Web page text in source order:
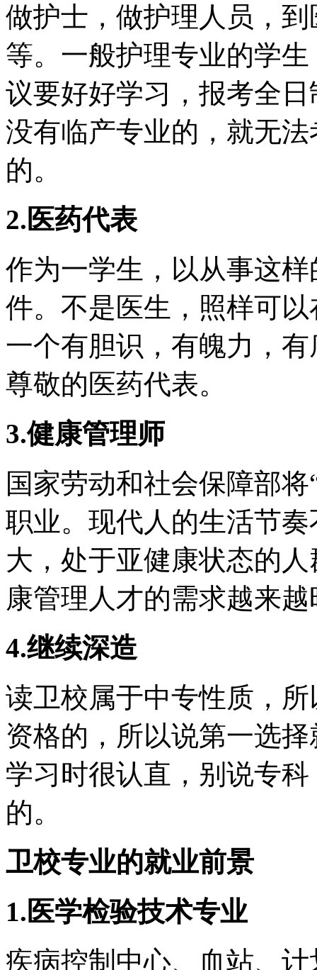
做护士，做护理人员，
等。一般护理专业的学
议要好好学习，报考全
没有临产专业的，就无
的。
2.医药代表
作为一学生，以从事这
件。不是医生，照样可
一个有胆识，有魄力，
尊敬的医药代表。
3.健康管理师
国家劳动和社会保障部
职业。现代人的生活节
大，处于亚健康状态的
康管理人才的需求越来
4.继续深造
读卫校属于中专性质，
资格的，所以说第一选
学习时很认直，别说专
的。
卫校专业的就业前景
1.医学检验技术专业
疾病控制中心、血站、